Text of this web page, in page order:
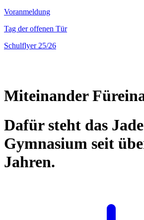
Voranmeldung
Tag der offenen Tür
Schulflyer 25/26
Miteinander
Dafür steht das
Gymnasium seit
Jahren.